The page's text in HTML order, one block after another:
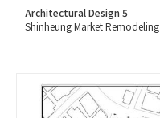
Architectural Design 5
Shinheung Market Remodeling